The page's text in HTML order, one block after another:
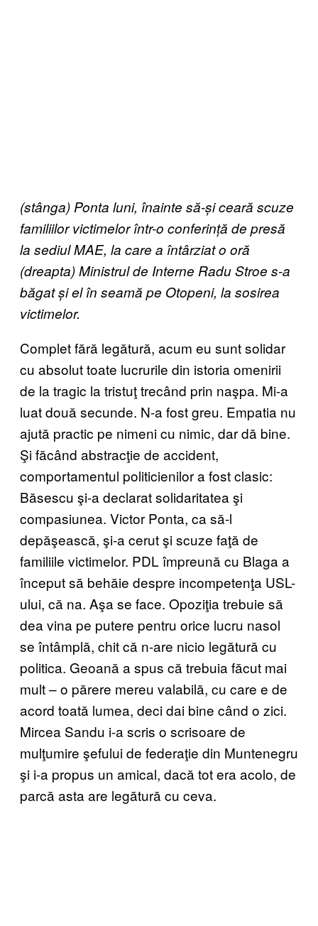
(stânga) Ponta luni, înainte să-și ceară scuze
familiilor victimelor într-o conferință de presă
la sediul MAE, la care a întârziat o oră
(dreapta) Ministrul de Interne Radu Stroe s-a
băgat și el în seamă pe Otopeni, la sosirea
victimelor.
Complet fără legătură, acum eu sunt solidar
cu absolut toate lucrurile din istoria omenirii
de la tragic la tristuţ trecând prin naşpa. Mi-a
luat două secunde. N-a fost greu. Empatia nu
ajută practic pe nimeni cu nimic, dar dă bine.
Şi făcând abstracţie de accident,
comportamentul politicienilor a fost clasic:
Băsescu şi-a declarat solidaritatea şi
compasiunea. Victor Ponta, ca să-l
depăşească, şi-a cerut şi scuze faţă de
familiile victimelor. PDL împreună cu Blaga a
început să behăie despre incompetenţa USL-
ului, că na. Aşa se face. Opoziţia trebuie să
dea vina pe putere pentru orice lucru nasol
se întâmplă, chit că n-are nicio legătură cu
politica. Geoană a spus că trebuia făcut mai
mult – o părere mereu valabilă, cu care e de
acord toată lumea, deci dai bine când o zici.
Mircea Sandu i-a scris o scrisoare de
mulţumire şefului de federaţie din Muntenegru
şi i-a propus un amical, dacă tot era acolo, de
parcă asta are legătură cu ceva.